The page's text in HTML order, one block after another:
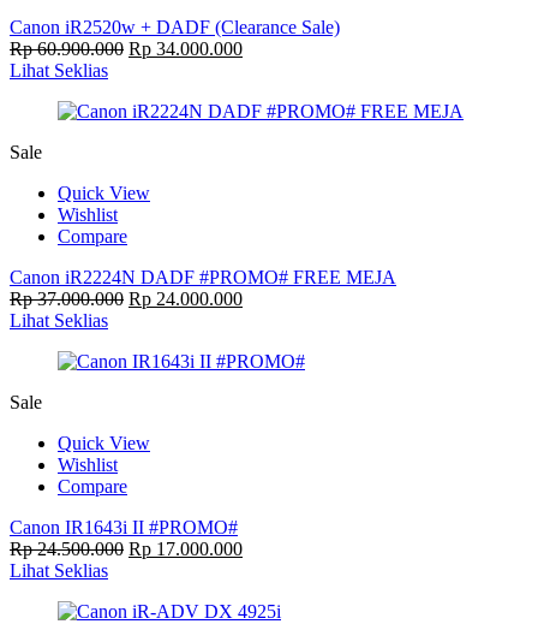
Canon iR2520w + DADF (Clearance Sale)
Rp60.900.000 Rp 34.000.000
Lihat Seklias
Sale
Quick View
Wishlist
Compare
Canon iR2224N DADF #PROMO# FREE MEJA
Rp37.000.000 Rp 24.000.000
Lihat Seklias
Sale
Quick View
Wishlist
Compare
Canon IR1643i II #PROMO#
Rp24.500.000 Rp 17.000.000
Lihat Seklias